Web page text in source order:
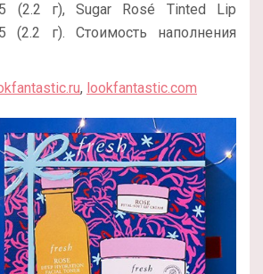
(2.2 г), Sugar Rosé Tinted Lip
(2.2 г). Стоимость наполнения
, lookfantastic.com